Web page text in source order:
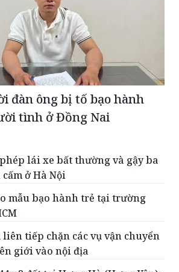
đàn ông bị tố bạo hành
tình ở Đồng Nai
phép lái xe bất thường và gậy ba
mẫu bạo hành trẻ tại trường
tiếp chặn các vụ vận chuyển
giới vào nội địa
đất tại Hưng Hà (Hưng Yên):
án kiến nghị xem xét lại theo